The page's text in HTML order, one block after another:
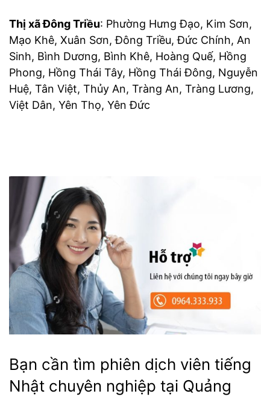
Thị xã Đông Triều: Phường Hưng Đạo, Kim Sơn,
Mạo Khê, Xuân Sơn, Đông Triều, Đức Chính, An
Sinh, Bình Dương, Bình Khê, Hoàng Quế, Hồng
Phong, Hồng Thái Tây, Hồng Thái Đông, Nguyễn
Huệ, Tân Việt, Thủy An, Tràng An, Tràng Lương,
Việt Dân, Yên Thọ, Yên Đức
Bạn cần tìm phiên dịch viên tiếng
Nhật chuyên nghiệp tại Quảng